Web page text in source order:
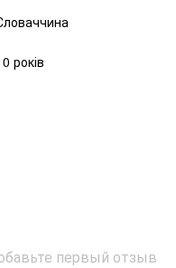
років
первый отзыв